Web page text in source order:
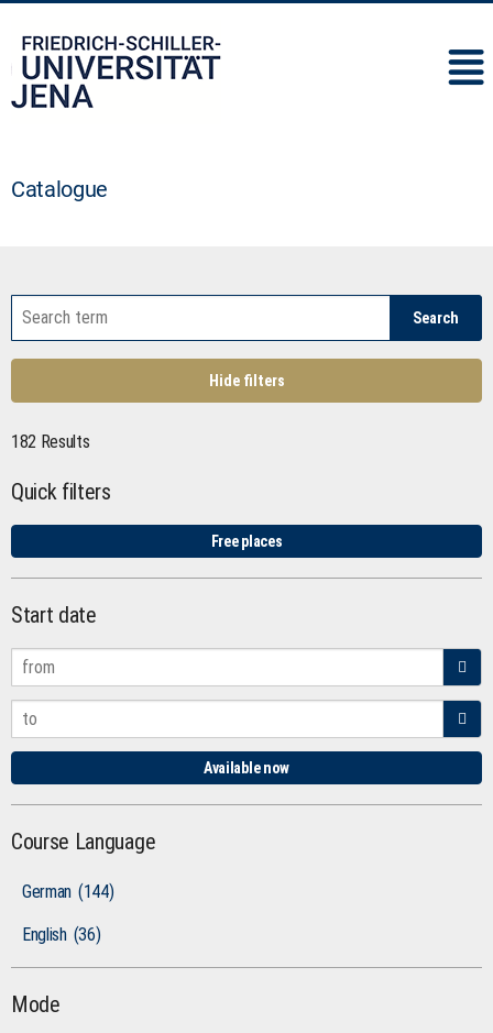
Catalogue
Search
Hide filters
182 Results
Quick filters
Free places
Start date
Available now
Course Language
German (144)
English (36)
Mode